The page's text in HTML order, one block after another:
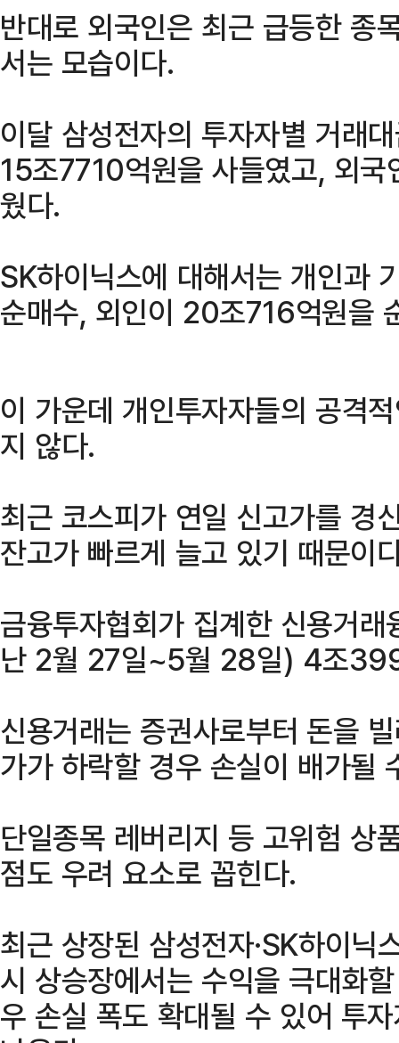
반대로 외국인은 최근 급등한 종
서는 모습이다.
이달 삼성전자의 투자자별 거래
15조7710억원을 사들였고, 외
웠다.
SK하이닉스에 대해서는 개인
순매수, 외인이 20조716억원을
이 가운데 개인투자자들의 공격
지 않다.
최근 코스피가 연일 신고가를 경
잔고가 빠르게 늘고 있기 때문이
금융투자협회가 집계한 신용거
난 2월 27일~5월 28일) 4조
신용거래는 증권사로부터 돈을
가가 하락할 경우 손실이 배가될
단일종목 레버리지 등 고위험 상
점도 우려 요소로 꼽힌다.
최근 상장된 삼성전자·SK하이
시 상승장에서는 수익을 극대화
우 손실 폭도 확대될 수 있어 투